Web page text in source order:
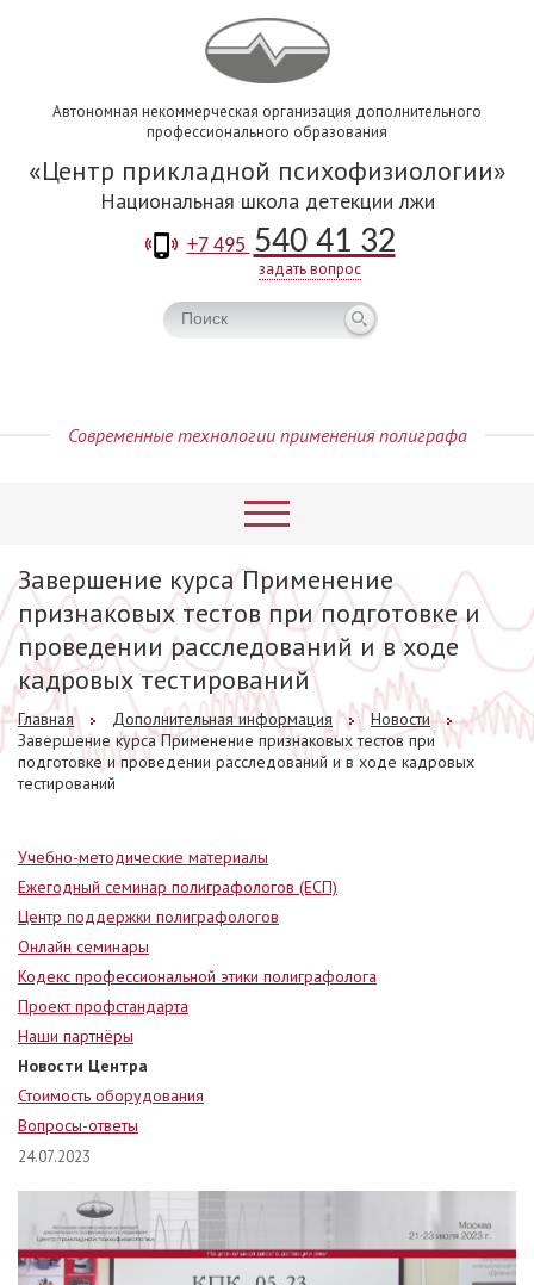
+7 495 540 41 32
задать вопрос
Автономная некоммерческая организация дополнительного
профессионального образования
Центр прикладной психофизиологии
Национальная школа детекции лжи
Современные технологии применения полиграфа
Завершение курса Применение
признаковых тестов при подготовке и
проведении расследований и в ходе
кадровых тестирований
Главная Дополнительная информация
Новости
Завершение курса Применение признаковых тестов при
подготовке и проведении расследований и в ходе кадровых
тестирований
Учебно-методические материалы
Ежегодный семинар полиграфологов (ЕСП)
Центр поддержки полиграфологов
Онлайн семинары
Кодекс профессиональной этики полиграфолога
Проект профстандарта
Наши партнёры
Новости Центра
Стоимость оборудования
Вопросы-ответы
24.07.2023